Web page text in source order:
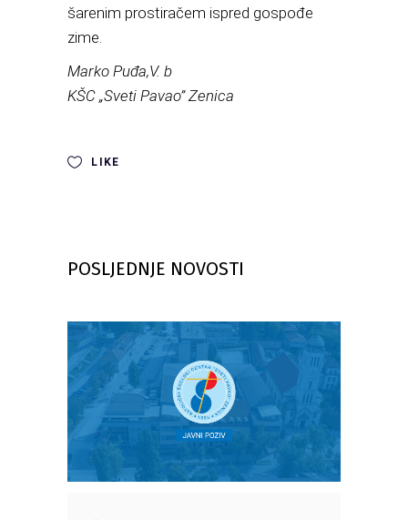
šarenim prostiračem ispred gospođe
zime.
Marko Puđa,V. b
KŠC „Sveti Pavao” Zenica
LIKE
POSLJEDNJE NOVOSTI